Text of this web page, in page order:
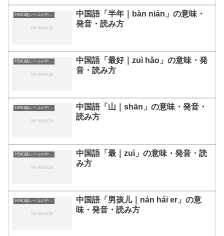
HSK1級レベルの中国語
中国語「半年｜bàn nián」の意味・
発音・読み方
HSK1級レベルの中国語
中国語「最好｜zuì hǎo」の意味・発
音・読み方
HSK1級レベルの中国語
中国語「山｜shān」の意味・発音・
読み方
HSK1級レベルの中国語
中国語「最｜zuì」の意味・発音・読
み方
中国語「男孩儿｜nán hái er」の意
味・発音・読み方